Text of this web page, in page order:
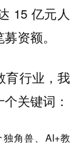
15 亿元人
资额。
育行业，我
关键词：
角兽、AI+教